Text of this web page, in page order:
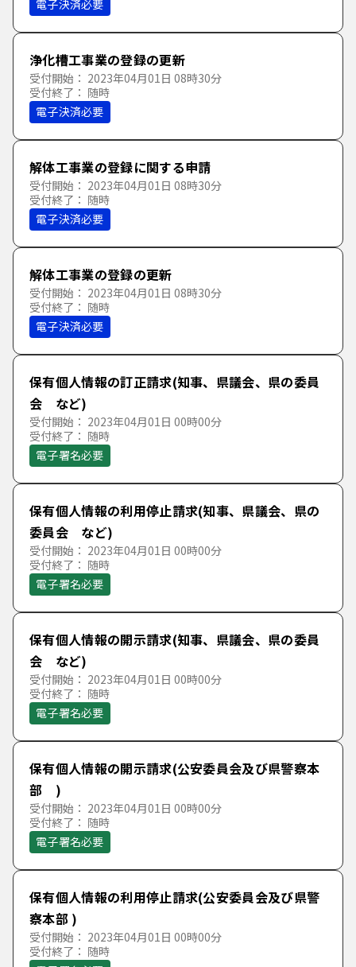
公的個人認証利用手続
50音で探す
あ行
あ い
か行
さ し
た行
た ち つ て と
な行
な に ぬ
は行
ま
や行
や
ら行
わ を
電子決済必要
浄化槽工事業の登録の更新
受付開始： 2023年04月01日 08時30分
受付終了： 随時
電子決済必要
解体工事業の登録に関する申請
受付開始： 2023年04月01日 08時30分
受付終了： 随時
電子決済必要
解体工事業の登録の更新
受付開始： 2023年04月01日 08時30分
受付終了： 随時
電子決済必要
保有個人情報の訂正請求(知事、県議会、県の委員
会 など)
受付開始： 2023年04月01日 00時00分
受付終了： 随時
電子署名必要
保有個人情報の利用停止請求(知事、県議会、県の
委員会 など)
受付開始： 2023年04月01日 00時00分
受付終了： 随時
電子署名必要
保有個人情報の開示請求(知事、県議会、県の委員
会 など)
受付開始： 2023年04月01日 00時00分
受付終了： 随時
電子署名必要
保有個人情報の開示請求(公安委員会及び県警察本
部 )
受付開始： 2023年04月01日 00時00分
受付終了： 随時
電子署名必要
保有個人情報の利用停止請求(公安委員会及び県警
察本部 )
受付開始： 2023年04月01日 00時00分
受付終了： 随時